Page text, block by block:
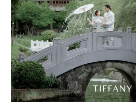
關於帝芬妮ABOUT